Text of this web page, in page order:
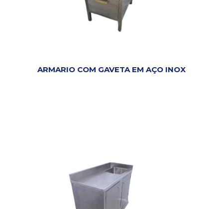
ARMARIO COM GAVETA EM AÇO INOX